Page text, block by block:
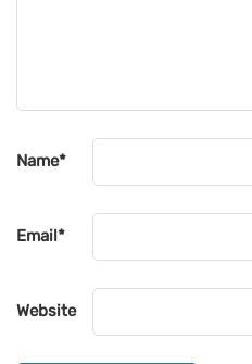
Name*
Email*
Website